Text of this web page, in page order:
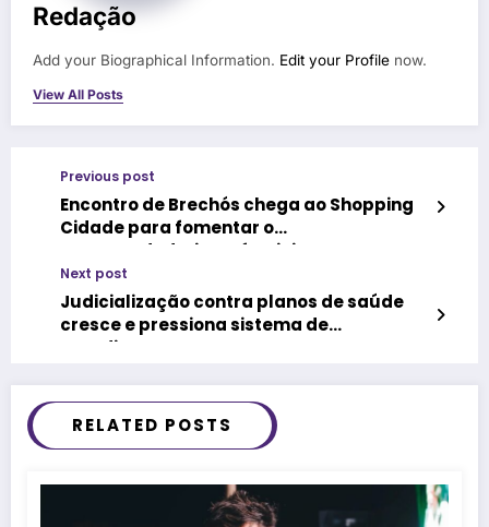
Redação
Add your Biographical Information. Edit your Profile now.
View All Posts
Previous post
Encontro de Brechós chega ao Shopping
Cidade para fomentar o
empreendedorismo feminino
Next post
Judicialização contra planos de saúde
cresce e pressiona sistema de
atendimento
RELATED POSTS